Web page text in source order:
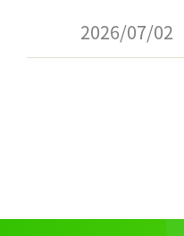
2026/07/02